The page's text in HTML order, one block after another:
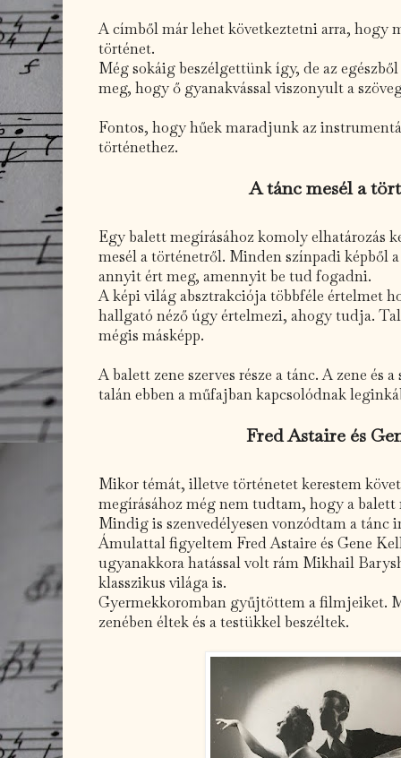
A címből már lehet következtetni arra, hogy
történet.
Még sokáig beszélgettünk így, de az
meg, hogy ő gyanakvással viszonyult a
Fontos, hogy hűek maradjunk az
történethez.
A tánc mesél a
Egy balett megírásához komoly elhatározás
mesél a történetről. Minden színpadi képből
annyit ért meg, amennyit be tud fogadni.
A képi világ absztrakciója többféle értelmet
hallgató néző úgy értelmezi, ahogy tudja.
mégis másképp.
A balett zene szerves része a tánc. A zene és
talán ebben a műfajban kapcsolódnak
Fred Astaire és
Mikor témát, illetve történetet kerestem
megírásához még nem tudtam, hogy a
Mindig is szenvedélyesen vonzódtam a tánc
Ámulattal figyeltem Fred Astaire és Gene
ugyanakkora hatással volt rám Mikhail
klasszikus világa is.
Gyermekkoromban gyűjtöttem a filmjeiket.
zenében éltek és a testükkel beszéltek.